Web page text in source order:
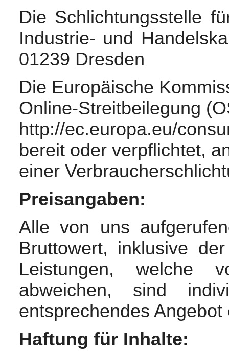
Die Schlichtungsstelle
Industrie- und
01239 Dresden
Die Europäische
Online-Streitbeilegung
http://ec.europa.eu/
bereit oder verpflichtet,
einer
Preisangaben:
Alle von uns
Bruttowert, inklusive
Leistungen, welche
abweichen, sind
entsprechendes
Haftung für Inhalte: